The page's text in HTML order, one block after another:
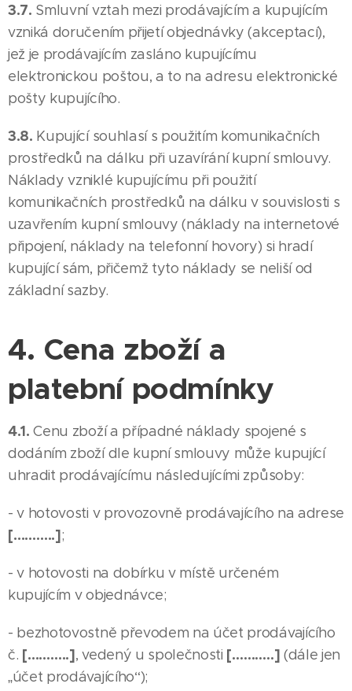
3.7. Smluvní vztah mezi prodávajícím a kupujícím
vzniká doručením přijetí objednávky (akceptací),
jež je prodávajícím zasláno kupujícímu
elektronickou poštou, a to na adresu elektronické
pošty kupujícího.
3.8. Kupující souhlasí s použitím komunikačních
prostředků na dálku při uzavírání kupní smlouvy.
Náklady vzniklé kupujícímu při použití
komunikačních prostředků na dálku v souvislosti s
uzavřením kupní smlouvy (náklady na internetové
připojení, náklady na telefonní hovory) si hradí
kupující sám, přičemž tyto náklady se neliší od
základní sazby.
4. Cena zboží a
platební podmínky
4.1.Cenu zboží a případné náklady spojené s
dodáním zboží dle kupní smlouvy může kupující
uhradit prodávajícímu následujícími způsoby:
- v hotovosti v provozovně prodávajícího na adrese
[………..];
- v hotovosti na dobírku v místě určeném
kupujícím v objednávce;
- bezhotovostně převodem na účet prodávajícího
č. [………..], vedený u společnosti [………..] (dále jen
„účet prodávajícího“);